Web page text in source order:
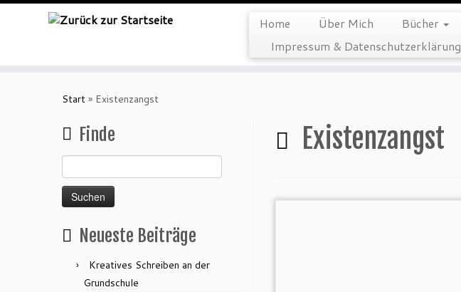
Home Über Mich Bücher
Impressum & Datenschutzerklärung
Start » Existenzangst
Finde
nach:
Neueste Beiträge
Kreatives Schreiben an der
Grundschule
Existenzangst